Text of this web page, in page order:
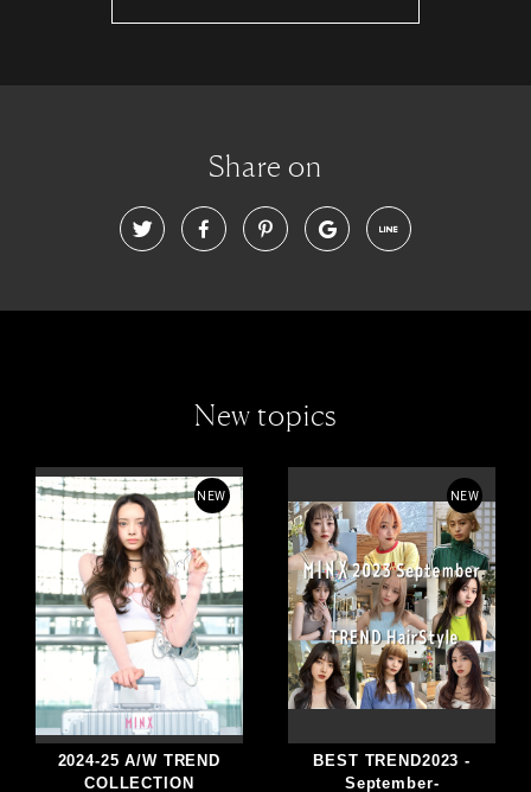
Share on
New topics
NEW
2024-25 A/W TREND
COLLECTION
NEW
BEST TREND2023 -
September-